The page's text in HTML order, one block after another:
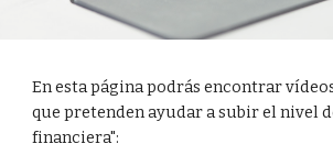
En esta página podrás encontrar
que pretenden ayudar a subir el nivel
financiera":